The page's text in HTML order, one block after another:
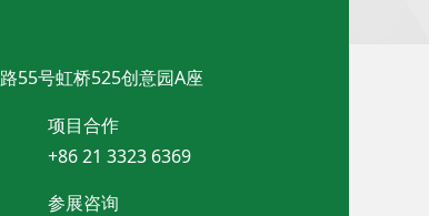
55号虹桥525创意园A座
项目合作
+86 21 3323 6369
参展咨询